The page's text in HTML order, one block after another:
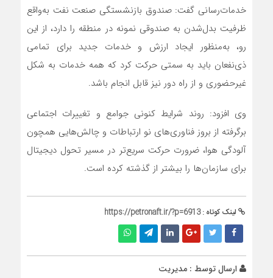
خدمات‌رسانی گفت: صندوق بازنشستگی صنعت نفت به‌واقع
ظرفیت بدل‌شدن به صندوقی نمونه در منطقه را دارد، از این‌
رو، به‌منظور ایجاد ارزش و خدمات جدید برای تمامی
ذی‌نفعان باید به سمتی حرکت کرد که همه خدمات به شکل
غیرحضوری و از راه دور نیز قابل انجام باشد.
وی افزود: روند شرایط کنونی جوامع و تغییرات اجتماعی
برگرفته از بروز فناوری‌های نو ارتباطات و چالش‌هایی همچون
آلودگی هوا، ضرورت حرکت سریع‌تر در مسیر تحول دیجیتال
برای سازمان‌ها را بیشتر از گذشته کرده است.
لینک کوتاه :https://petronaft.ir/?p=6913
ارسال توسط : مدیریت